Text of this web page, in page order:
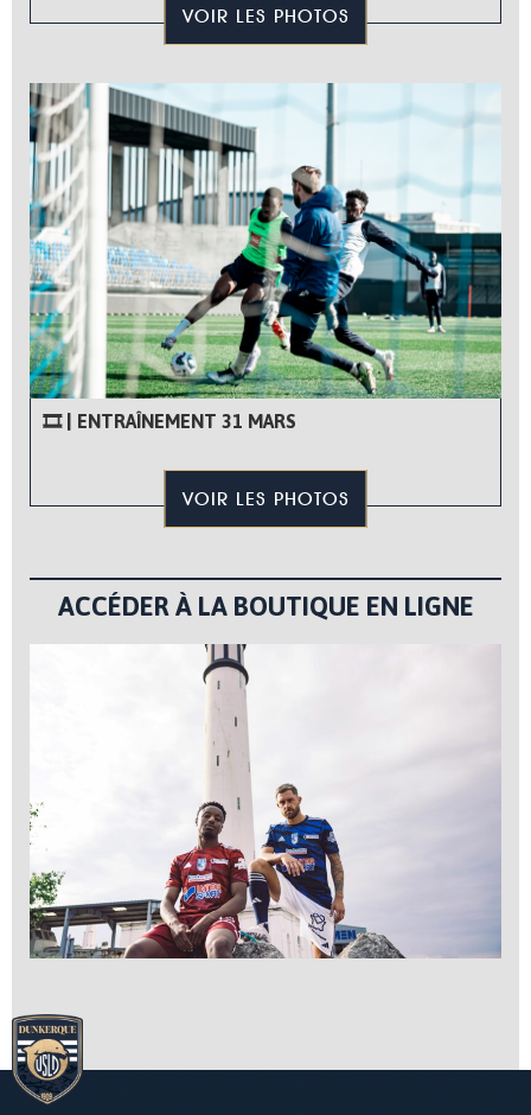
VOIR LES PHOTOS
🎞 | ENTRAÎNEMENT 31 MARS
VOIR LES PHOTOS
ACCÉDER À LA BOUTIQUE EN LIGNE